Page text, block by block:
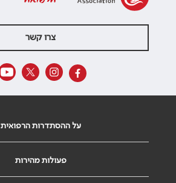
צרו קשר
על ההסתדרות הרפואית
פעולות מהירות